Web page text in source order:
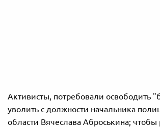
Активисты, потребовали освободить
уволить с должности начальника
области Вячеслава Аброськина; чтобы